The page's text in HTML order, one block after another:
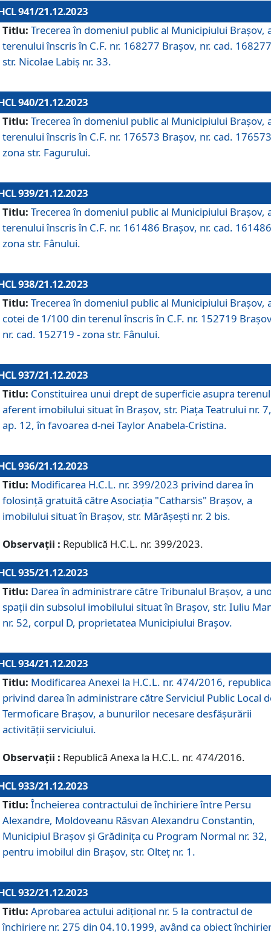
941/21.12.2023
Titlu: Trecerea în domeniul public al Municipiului Braşov,
terenului înscris în C.F. nr. 168277 Brașov, nr. cad.
str. Nicolae Labiș nr. 33.
940/21.12.2023
Titlu: Trecerea în domeniul public al Municipiului Braşov,
terenului înscris în C.F. nr. 176573 Brașov, nr. cad.
zona str. Fagurului.
939/21.12.2023
Titlu: Trecerea în domeniul public al Municipiului Braşov,
terenului înscris în C.F. nr. 161486 Brașov, nr. cad.
zona str. Fânului.
938/21.12.2023
Titlu: Trecerea în domeniul public al Municipiului Braşov,
cotei de 1/100 din terenul înscris în C.F. nr. 152719
nr. cad. 152719 - zona str. Fânului.
937/21.12.2023
Titlu: Constituirea unui drept de superficie asupra
aferent imobilului situat în Brașov, str. Piața Teatrului nr. 7,
ap. 12, în favoarea d-nei Taylor Anabela-Cristina.
936/21.12.2023
Titlu: Modificarea H.C.L. nr. 399/2023 privind darea în
folosinţă gratuită către Asociaţia "Catharsis" Brașov, a
imobilului situat în Braşov, str. Mărăşeşti nr. 2 bis.
Observații : Republică H.C.L. nr. 399/2023.
935/21.12.2023
Titlu: Darea în administrare către Tribunalul Brașov, a
spații din subsolul imobilului situat în Brașov, str. Iuliu
nr. 52, corpul D, proprietatea Municipiului Brașov.
934/21.12.2023
Titlu: Modificarea Anexei la H.C.L. nr. 474/2016,
privind darea în administrare către Serviciul Public Local
Termoficare Braşov, a bunurilor necesare desfăşurării
activităţii serviciului.
Observații : Republică Anexa la H.C.L. nr. 474/2016.
933/21.12.2023
Titlu: Încheierea contractului de închiriere între Persu
Alexandre, Moldoveanu Răsvan Alexandru Constantin,
Municipiul Braşov şi Grădinița cu Program Normal nr. 32,
pentru imobilul din Brașov, str. Olteț nr. 1.
932/21.12.2023
Titlu: Aprobarea actului adițional nr. 5 la contractul de
închiriere nr. 275 din 04.10.1999, având ca obiect